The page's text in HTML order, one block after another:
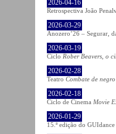
2026-04-16
Retrospectiva João
2026-03-29
Anozero’26 – Segurar,
2026-03-19
Ciclo Rober Beavers, o
2026-02-28
Teatro Combate de
2026-02-18
Ciclo de Cinema Movie
2026-01-29
15.ª edição do